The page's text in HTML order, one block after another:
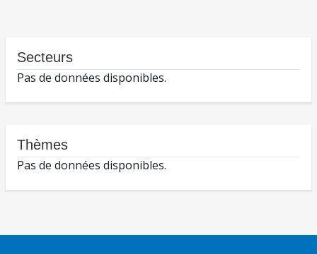
Secteurs
Pas de données disponibles.
Thèmes
Pas de données disponibles.